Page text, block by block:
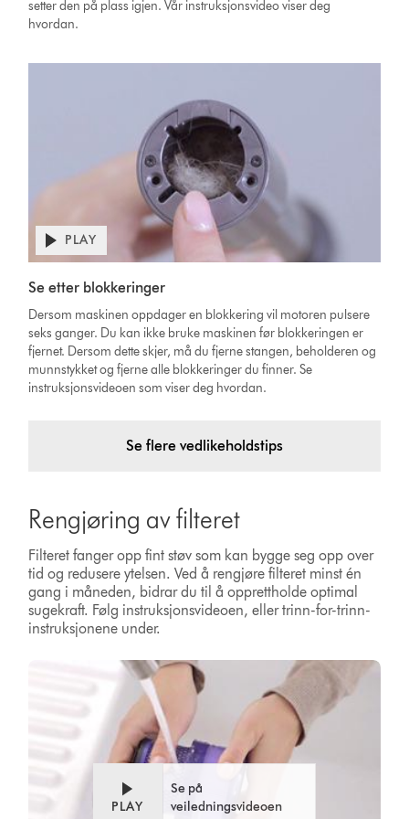
setter den på plass igjen. Vår instruksjonsvideo viser deg
hvordan.
PLAY
Se etter blokkeringer
Dersom maskinen oppdager en blokkering vil motoren pulsere
seks ganger. Du kan ikke bruke maskinen før blokkeringen er
fjernet. Dersom dette skjer, må du fjerne stangen, beholderen og
munnstykket og fjerne alle blokkeringer du finner. Se
instruksjonsvideoen som viser deg hvordan.
Se flere vedlikeholdstips
Rengjøring av filteret
Filteret fanger opp fint støv som kan bygge seg opp over
tid og redusere ytelsen. Ved å rengjøre filteret minst én
gang i måneden, bidrar du til å opprettholde optimal
sugekraft. Følg instruksjonsvideoen, eller trinn-for-trinn-
instruksjonene under.
PLAY
Se på
veiledningsvideoen